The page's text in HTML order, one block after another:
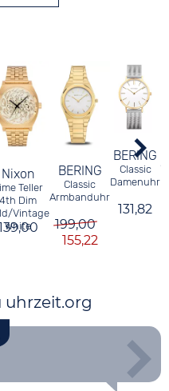
Nixon
Teller
4th Dim
Vintage
White
BERING
Classic
Armbanduhr
199,00
155,22
BERING
Classic
Damenuhr
131,82